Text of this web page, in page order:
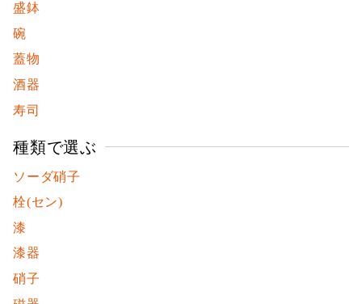
盛鉢
碗
蓋物
酒器
寿司
種類で選ぶ
ソーダ硝子
栓(セン)
漆
漆器
硝子